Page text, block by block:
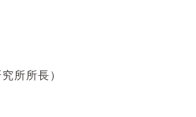
所所長）